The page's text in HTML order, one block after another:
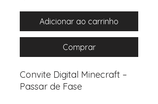
Adicionar ao carrinho
Comprar
Convite Digital Minecraft –
Passar de Fase